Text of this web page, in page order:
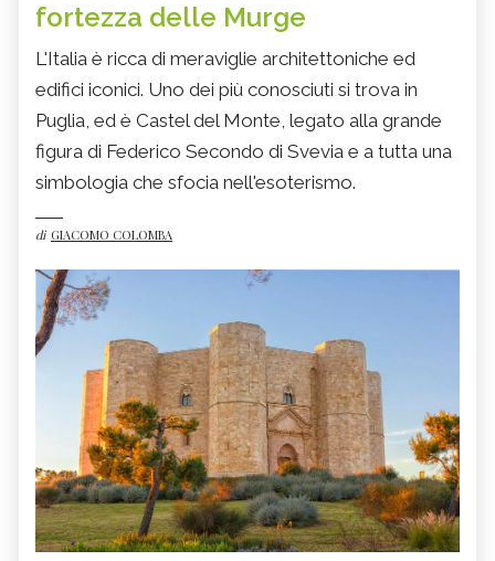
fortezza delle Murge
L'Italia è ricca di meraviglie architettoniche ed
edifici iconici. Uno dei più conosciuti si trova in
Puglia, ed è Castel del Monte, legato alla grande
figura di Federico Secondo di Svevia e a tutta una
simbologia che sfocia nell'esoterismo.
di GIACOMO COLOMBA